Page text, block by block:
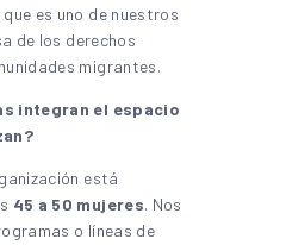
es uno de nuestros
de los derechos
migrantes.
integran el espacio
está
45 a 50 mujeres. Nos
o líneas de